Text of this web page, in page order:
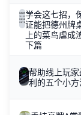
学会这七招，
证能把德州牌
上的菜鸟虐成
下篇
帮助线上玩家
利的五个小